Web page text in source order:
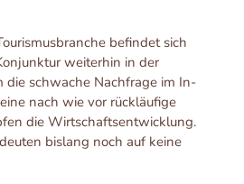
befindet sich
weiterhin in der
die schwache Nachfrage im In-
nach wie vor rückläufige
die Wirtschaftsentwicklung.
bislang noch auf keine